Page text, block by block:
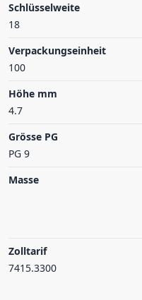
Schlüsselweite
18
Verpackungseinheit
100
Höhe mm
4.7
Grösse PG
PG 9
Masse
Zolltarif
7415.3300